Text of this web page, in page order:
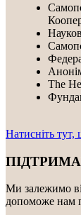
The
Натисніть тут,
Ми залежимо
допоможе нам